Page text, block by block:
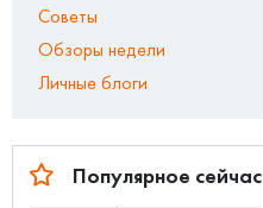
Советы
Обзоры недели
Личные блоги
Популярное сейчас